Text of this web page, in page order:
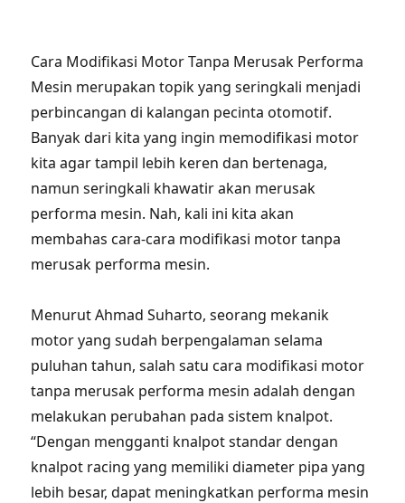
Cara Modifikasi Motor Tanpa Merusak Performa
Mesin merupakan topik yang seringkali menjadi
perbincangan di kalangan pecinta otomotif.
Banyak dari kita yang ingin memodifikasi motor
kita agar tampil lebih keren dan bertenaga,
namun seringkali khawatir akan merusak
performa mesin. Nah, kali ini kita akan
membahas cara-cara modifikasi motor tanpa
merusak performa mesin.
Menurut Ahmad Suharto, seorang mekanik
motor yang sudah berpengalaman selama
puluhan tahun, salah satu cara modifikasi motor
tanpa merusak performa mesin adalah dengan
melakukan perubahan pada sistem knalpot.
“Dengan mengganti knalpot standar dengan
knalpot racing yang memiliki diameter pipa yang
lebih besar, dapat meningkatkan performa mesin